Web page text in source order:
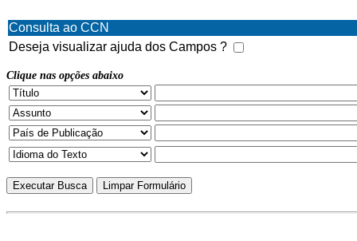
Consulta ao CCN
Deseja visualizar ajuda dos Campos ?
Clique nas opções abaixo